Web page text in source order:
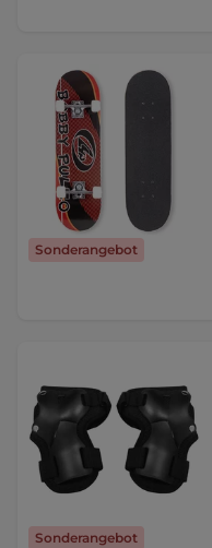
Sonderangebot
Sonderangebot